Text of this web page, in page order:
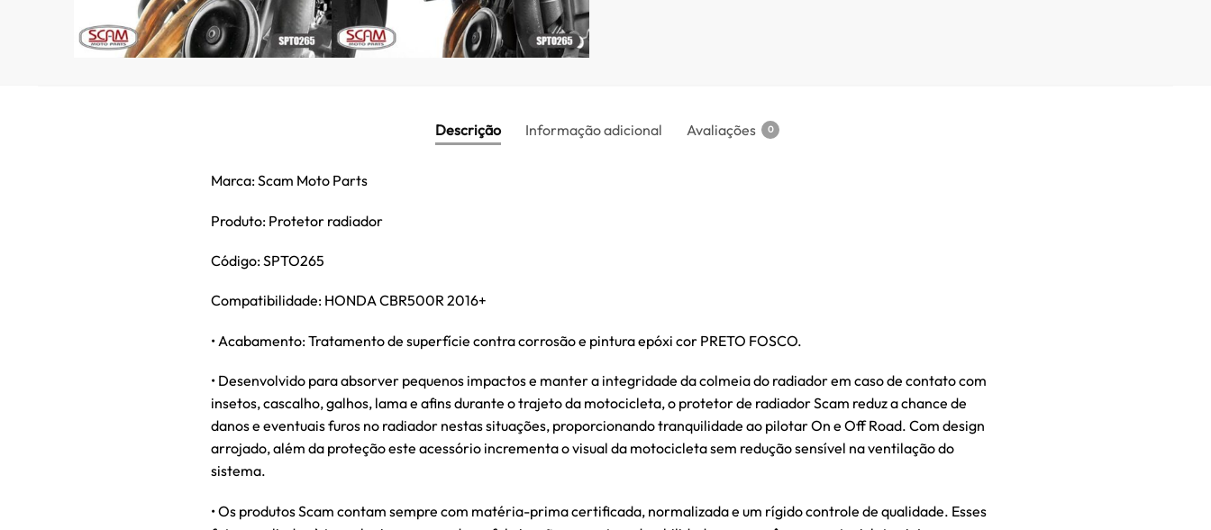
Descrição Informação adicional Avaliações 0
Marca: Scam Moto Parts
Produto: Protetor radiador
Código: SPTO265
Compatibilidade: HONDA CBR500R 2016+
• Acabamento: Tratamento de superfície contra corrosão e pintura epóxi cor PRETO FOSCO.
• Desenvolvido para absorver pequenos impactos e manter a integridade da colmeia do radiador em caso de contato com
insetos, cascalho, galhos, lama e afins durante o trajeto da motocicleta, o protetor de radiador Scam reduz a chance de
danos e eventuais furos no radiador nestas situações, proporcionando tranquilidade ao pilotar On e Off Road. Com design
arrojado, além da proteção este acessório incrementa o visual da motocicleta sem redução sensível na ventilação do
sistema.
• Os produtos Scam contam sempre com matéria-prima certificada, normalizada e um rígido controle de qualidade. Esses